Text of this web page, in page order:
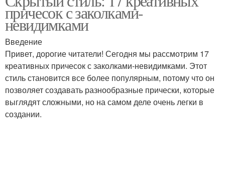
причесок с заколками-
невидимками
Введение
Привет, дорогие читатели! Сегодня мы рассмотрим 17
креативных причесок с заколками-невидимками. Этот
стиль становится все более популярным, потому что он
позволяет создавать разнообразные прически, которые
выглядят сложными, но на самом деле очень легки в
создании.